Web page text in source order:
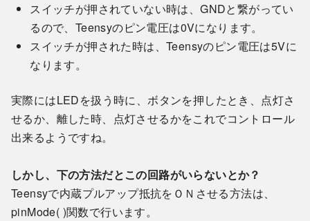
スイッチが押されていない時は、GNDと繋がってい
るので、Teensyのピン電圧は0Vになります。
スイッチが押された時は、Teensyのピン電圧は5Vに
なります。
実際にはLEDを扱う時に、ボタンを押したとき、点灯さ
せるか、離した時、点灯させるかをこれでコントロール
出来るようですね。
しかし、下の方法だとこの回路がいらないとか？
Teensyで内蔵プルアップ抵抗をＯＮさせる方法は、
pinMode( )関数で行います。